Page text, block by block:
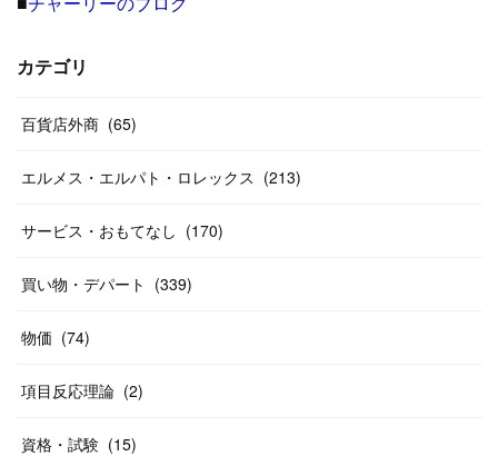
(8 )
(17
12
(19)
(13
(14)
27)
(29
(24)
31
(26
(20)
(14
40
(55
(38)
(20
(31
58)
(33
(46)
(20
カテゴリ
百貨店外商 (65)
エルメス・エルパト・ロレックス (213)
サービス・おもてなし (170)
買い物・デパート (339)
物価 (74)
項目反応理論 (2)
資格・試験 (15)